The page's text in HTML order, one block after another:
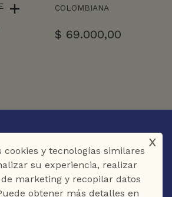
COLOMBIANA
$ 69.000,00
cookies y tecnologías similares
su experiencia, realizar
marketing y recopilar datos
obtener más detalles en
x